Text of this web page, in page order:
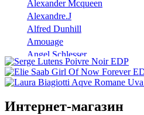
Alexander Mcqueen
Alexandre.J
Alfred Dunhill
Amouage
Angel Schlesser
Anna Sui
Annayake
Antonio Banderas
Интернет-магазин